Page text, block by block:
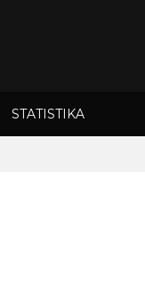
STATISTIKA